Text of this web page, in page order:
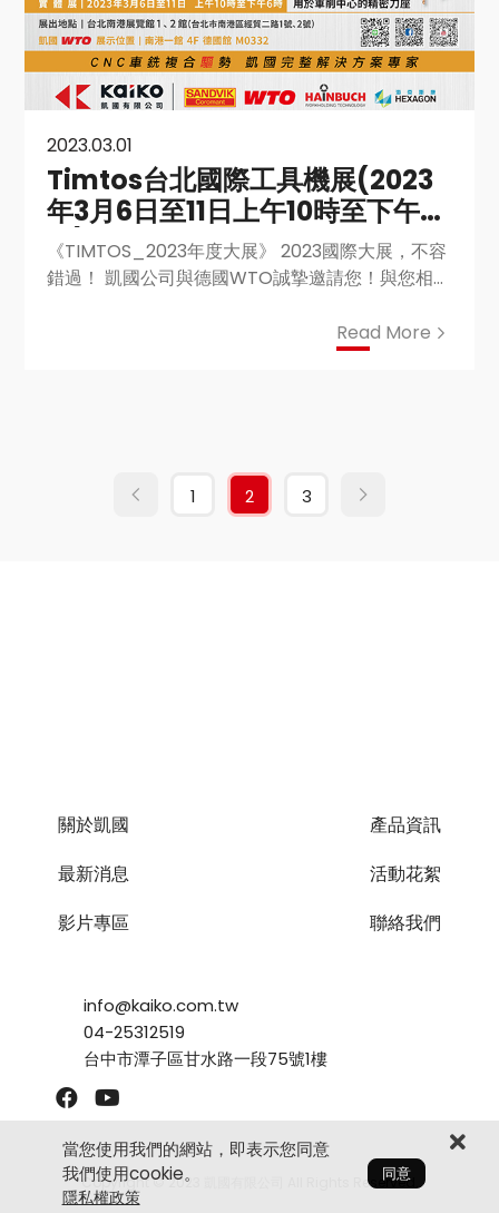
2023.03.01
Timtos台北國際工具機展(2023
年3月6日至11日上午10時至下午6
時)
《TIMTOS_2023年度大展》 2023國際大展，不容
錯過！ 凱國公司與德國WTO誠摯邀請您！與您相約
Read More
1 2 3
關於凱國
產品資訊
最新消息
活動花絮
影片專區
聯絡我們
info@kaiko.com.tw
04-25312519
台中市潭子區甘水路一段75號1樓
Copyright © 2023 凱國有限公司 All Rights Reserved.
當您使用我們的網站，即表示您同意
我們使用cookie。
隱私權政策
同意